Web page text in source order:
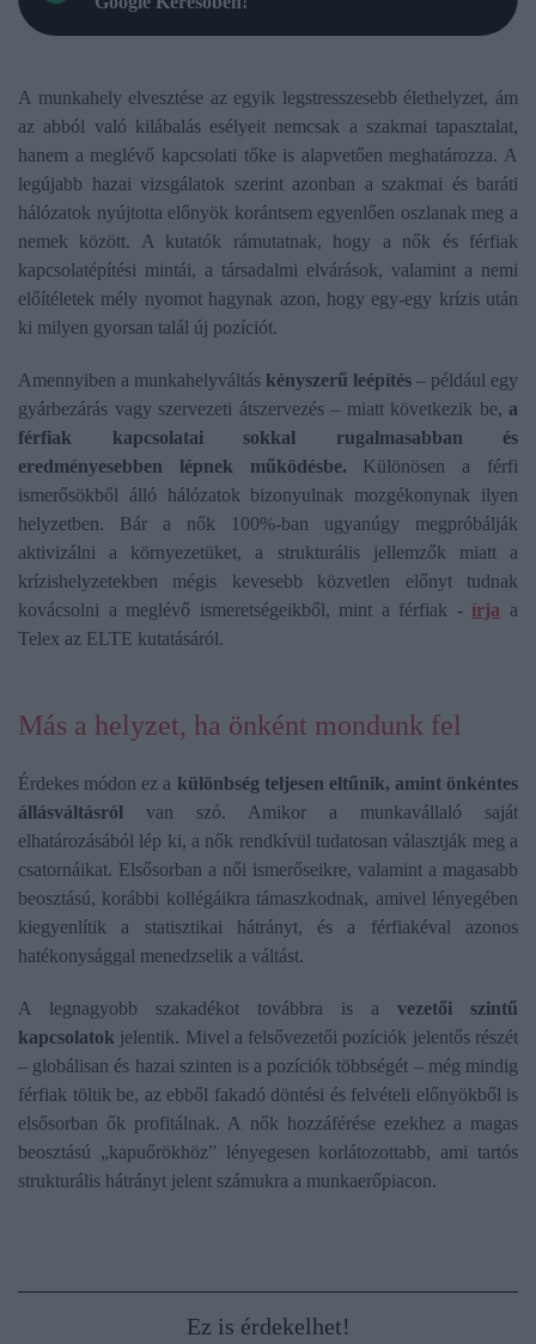
A munkahely elvesztése az egyik legstresszesebb élethelyzet, ám
az abból való kilábalás esélyeit nemcsak a szakmai tapasztalat,
hanem a meglévő kapcsolati tőke is alapvetően meghatározza. A
legújabb hazai vizsgálatok szerint azonban a szakmai és baráti
hálózatok nyújtotta előnyök korántsem egyenlően oszlanak meg a
nemek között. A kutatók rámutatnak, hogy a nők és férfiak
kapcsolatépítési mintái, a társadalmi elvárások, valamint a nemi
előítéletek mély nyomot hagynak azon, hogy egy-egy krízis után
ki milyen gyorsan talál új pozíciót.
Amennyiben a munkahelyváltás kényszerű leépítés – például egy
gyárbezárás vagy szervezeti átszervezés – miatt következik be, a
férfiak kapcsolatai sokkal rugalmasabban és
eredményesebben lépnek működésbe. Különösen a férfi
ismerősökből álló hálózatok bizonyulnak mozgékonynak ilyen
helyzetben. Bár a nők 100%-ban ugyanúgy megpróbálják
aktivizálni a környezetüket, a strukturális jellemzők miatt a
krízishelyzetekben mégis kevesebb közvetlen előnyt tudnak
kovácsolni a meglévő ismeretségeikből, mint a férfiak - írja a
Telex az ELTE kutatásáról.
Más a helyzet, ha önként mondunk fel
Érdekes módon ez a különbség teljesen eltűnik, amint önkéntes
állásváltásról van szó. Amikor a munkavállaló saját
elhatározásából lép ki, a nők rendkívül tudatosan választják meg a
csatornáikat. Elsősorban a női ismerőseikre, valamint a magasabb
beosztású, korábbi kollégáikra támaszkodnak, amivel lényegében
kiegyenlítik a statisztikai hátrányt, és a férfiakéval azonos
hatékonysággal menedzselik a váltást.
A legnagyobb szakadékot továbbra is a vezetői szintű
kapcsolatok jelentik. Mivel a felsővezetői pozíciók jelentős részét
– globálisan és hazai szinten is a pozíciók többségét – még mindig
férfiak töltik be, az ebből fakadó döntési és felvételi előnyökből is
elsősorban ők profitálnak. A nők hozzáférése ezekhez a magas
beosztású „kapuőrökhöz” lényegesen korlátozottabb, ami tartós
strukturális hátrányt jelent számukra a munkaerőpiacon.
Ez is érdekelhet!